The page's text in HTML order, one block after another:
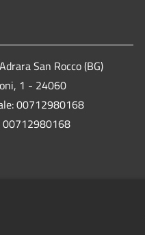
San Rocco (BG)
1 - 24060
00712980168
00712980168